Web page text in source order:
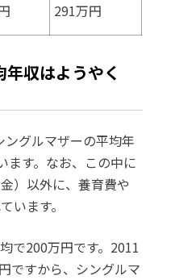
291万円
収はようやく
グルマザーの平均年
ます。なお、この中に
）以外に、養育費や
います。
で200万円です。2011
ですから、シングルマ